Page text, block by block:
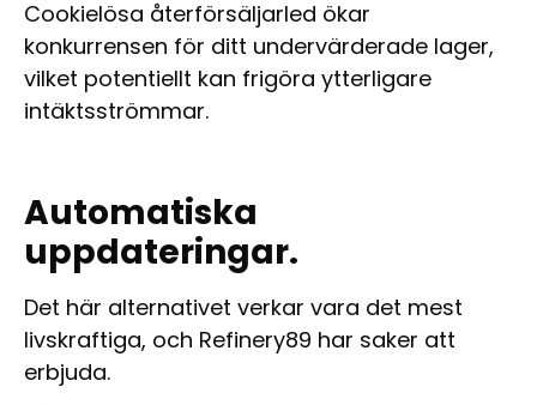
Cookielösa återförsäljarled ökar
konkurrensen för ditt undervärderade lager,
vilket potentiellt kan frigöra ytterligare
intäktsströmmar.
Automatiska
uppdateringar.
Det här alternativet verkar vara det mest
livskraftiga, och Refinery89 har saker att
erbjuda.